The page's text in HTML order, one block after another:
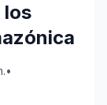
los
•